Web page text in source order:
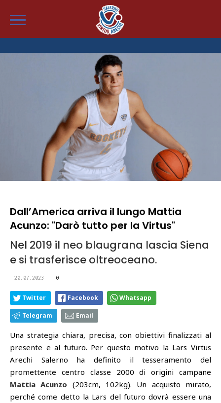
Dall’America arriva il lungo Mattia
Acunzo: "Darò tutto per la Virtus"
Nel 2019 il neo blaugrana lascia Siena
e si trasferisce oltreoceano.
20.07.2023 0
Twitter Facebook Whatsapp
Telegram Email
Una strategia chiara, precisa, con obiettivi finalizzati al
presente e al futuro. Per questo motivo la Lars Virtus
Arechi Salerno ha definito il tesseramento del
promettente centro classe 2000 di origini campane
Mattia Acunzo (203cm, 102kg). Un acquisto mirato,
perché come detto la Lars del futuro dovrà essere una